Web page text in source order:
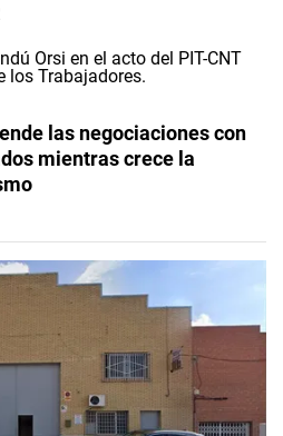
las negociaciones con
mientras crece la